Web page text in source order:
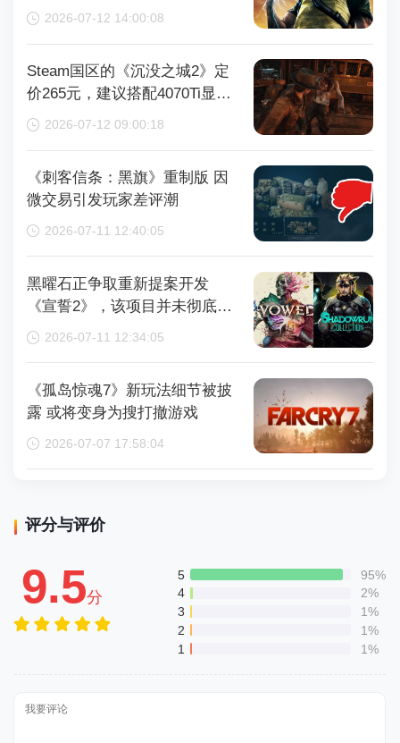
再获取
2026-07-12 14:00:08
Steam国区的《沉没之城2》定
价265元，建议搭配4070Ti显卡
以获得较好体验
2026-07-12 09:00:18
《刺客信条：黑旗》重制版 因
微交易引发玩家差评潮
2026-07-11 12:40:05
黑曜石正争取重新提案开发
《宣誓2》，该项目并未彻底取
消
2026-07-11 12:34:05
《孤岛惊魂7》新玩法细节被披
露 或将变身为搜打撤游戏
2026-07-07 17:58:04
评分与评价
9.5分
5
95%
4
2%
3
1%
2
1%
1
1%